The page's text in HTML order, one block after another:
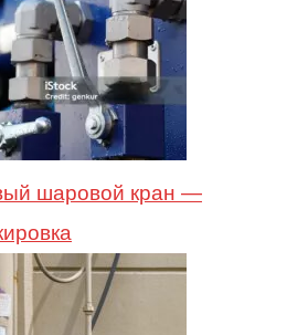
шаровой кран —